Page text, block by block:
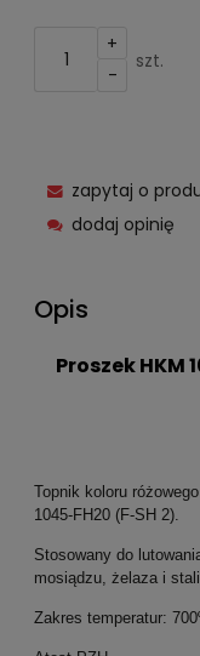
+
-
szt.
zapytaj o
dodaj opinię
Opis
Proszek
Topnik koloru
1045-FH20 (F-SH 2).
Stosowany do
mosiądzu, żelaza i stali.
Zakres temperatur: